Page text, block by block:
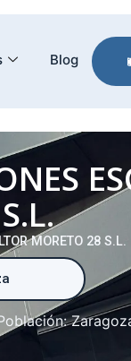
Blog
MORETO 28 S.L.